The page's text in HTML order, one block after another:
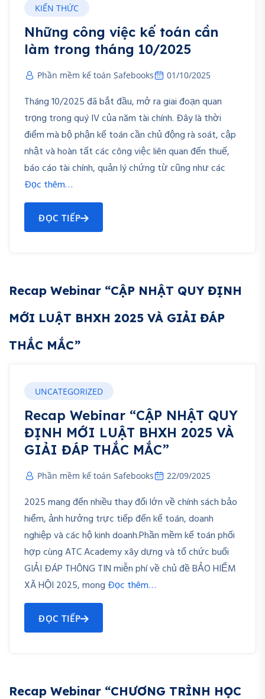
KIẾN THỨC
Những công việc kế toán cần
làm trong tháng 10/2025
Phần mềm kế toán Safebooks 01/10/2025
Tháng 10/2025 đã bắt đầu, mở ra giai đoạn quan
trọng trong quý IV của năm tài chính. Đây là thời
điểm mà bộ phận kế toán cần chủ động rà soát, cập
nhật và hoàn tất các công việc liên quan đến thuế,
báo cáo tài chính, quản lý chứng từ cũng như các
Đọc thêm…
ĐỌC TIẾP
Recap Webinar “CẬP NHẬT QUY ĐỊNH
MỚI LUẬT BHXH 2025 VÀ GIẢI ĐÁP
THẮC MẮC”
UNCATEGORIZED
Recap Webinar “CẬP NHẬT QUY
ĐỊNH MỚI LUẬT BHXH 2025 VÀ
GIẢI ĐÁP THẮC MẮC”
Phần mềm kế toán Safebooks 22/09/2025
2025 mang đến nhiều thay đổi lớn về chính sách bảo
hiểm, ảnh hưởng trực tiếp đến kế toán, doanh
nghiệp và các hộ kinh doanh.Phần mềm kế toán phối
hợp cùng ATC Academy xây dựng và tổ chức buổi
GIẢI ĐÁP THÔNG TIN miễn phí về chủ đề BẢO HIỂM
XÃ HỘI 2025, mong Đọc thêm…
ĐỌC TIẾP
Recap Webinar “CHƯƠNG TRÌNH HỌC